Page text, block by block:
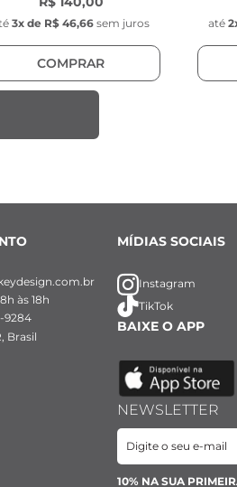
3x de R$ 46,66 sem juros
COMPRAR
até 2
às 18h
9284
Brasil
MÍDIAS SOCIAIS
Instagram
TikTok
BAIXE O APP
NEWSLETTER
10% NA SUA